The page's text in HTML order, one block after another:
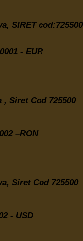
SIRET cod:725500
- EUR
, Siret Cod 725500
–RON
Siret Cod 725500
- USD